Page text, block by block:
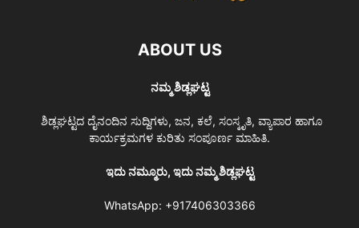
ABOUT US
ನಮ್ಮ ಶಿಡ್ಲಘಟ್ಟ
ಶಿಡ್ಲಘಟ್ಟದ ದೈನಂದಿನ ಸುದ್ದಿಗಳು, ಜನ, ಕಲೆ, ಸಂಸ್ಕೃತಿ, ವ್ಯಾಪಾರ ಹಾಗೂ
ಕಾರ್ಯಕ್ರಮಗಳ ಕುರಿತು ಸಂಪೂರ್ಣ ಮಾಹಿತಿ.
ಇದು ನಮ್ಮೂರು, ಇದು ನಮ್ಮ ಶಿಡ್ಲಘಟ್ಟ
WhatsApp: +917406303366